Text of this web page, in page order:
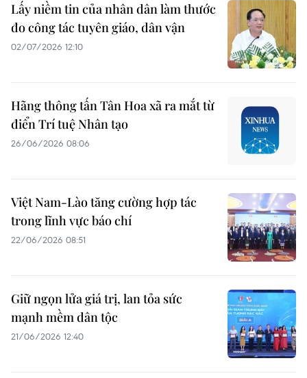
Lấy niềm tin của nhân dân làm thước
đo công tác tuyên giáo, dân vận
02/07/2026 12:10
Hãng thông tấn Tân Hoa xã ra mắt từ
điển Trí tuệ Nhân tạo
26/06/2026 08:06
Việt Nam-Lào tăng cường hợp tác
trong lĩnh vực báo chí
22/06/2026 08:51
Giữ ngọn lửa giá trị, lan tỏa sức
mạnh mềm dân tộc
21/06/2026 12:40